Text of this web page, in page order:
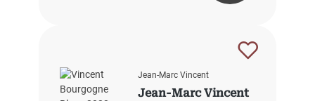
Jean-Marc Vincent
Jean-Marc Vincent